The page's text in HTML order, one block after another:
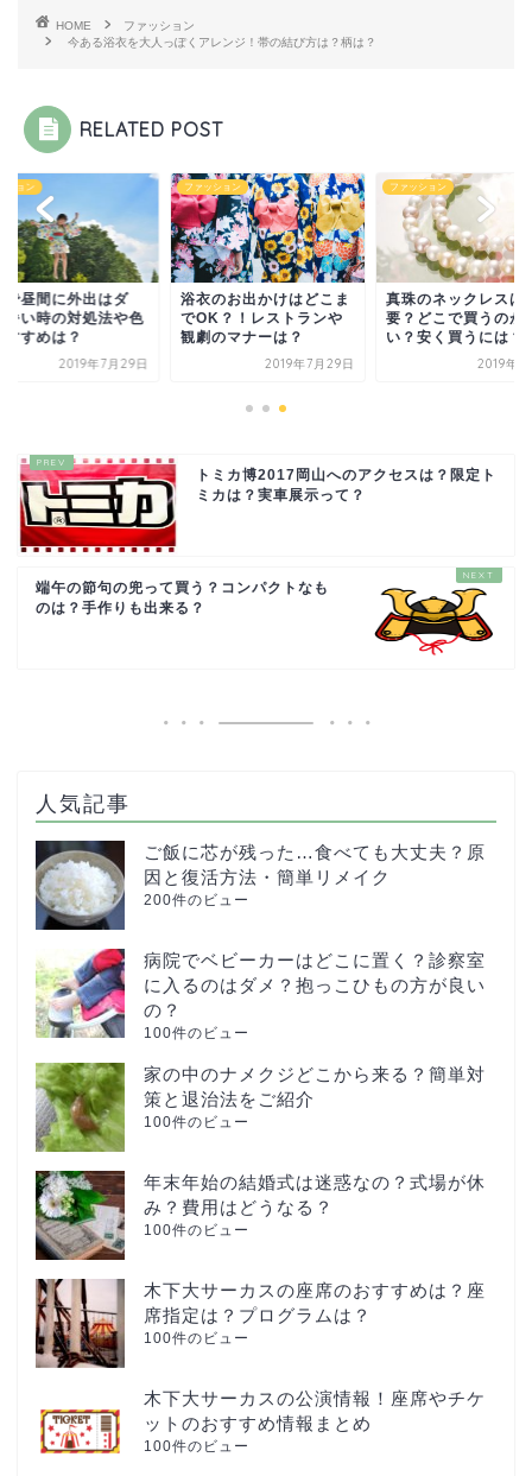
HOME
ファッション
今ある浴衣を大人っぽくアレンジ！帯の結び方は？柄は？
RELATED POST
ション
で昼間に外出はダ
暑い時の対処法や色
すすめは？
2019年7月29日
ファッション
浴衣のお出かけはどこま
でOK？！レストランや
観劇のマナーは？
2019年7月29日
ファッション
真珠のネックレスは
要？どこで買うのが
い？安く買うには？
2019年2
トミカ博2017岡山へのアクセスは？限定ト
ミカは？実車展示って？
端午の節句の兜って買う？コンパクトなも
のは？手作りも出来る？
人気記事
ご飯に芯が残った…食べても大丈夫？原
因と復活方法・簡単リメイク
200件のビュー
病院でベビーカーはどこに置く？診察室
に入るのはダメ？抱っこひもの方が良い
の？
100件のビュー
家の中のナメクジどこから来る？簡単対
策と退治法をご紹介
100件のビュー
年末年始の結婚式は迷惑なの？式場が休
み？費用はどうなる？
100件のビュー
木下大サーカスの座席のおすすめは？座
席指定は？プログラムは？
100件のビュー
木下大サーカスの公演情報！座席やチケ
ットのおすすめ情報まとめ
100件のビュー